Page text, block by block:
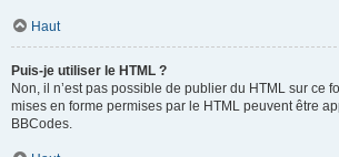
Haut
Puis-je utiliser le HTML ?
Non, il n’est pas possible de publier du HTML sur ce
mises en forme permises par le HTML peuvent être
BBCodes.